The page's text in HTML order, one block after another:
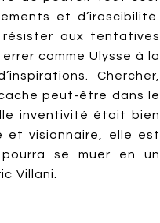
et d’irascibilité.
aux tentatives
comme Ulysse à la
Chercher,
peut-être dans le
inventivité était bien
et visionnaire, elle est
se muer en un
Villani.